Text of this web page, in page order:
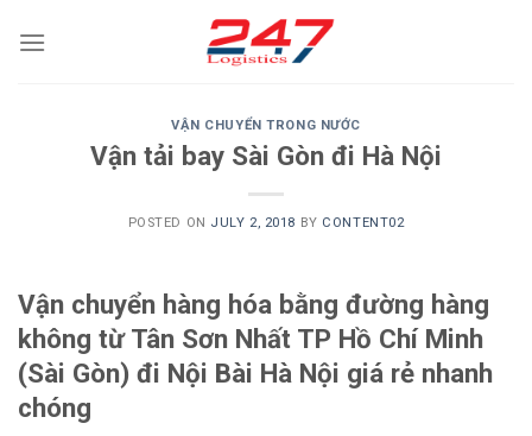
VẬN CHUYỂN TRONG NƯỚC
Vận tải bay Sài Gòn đi Hà Nội
POSTED ON JULY 2, 2018 BY CONTENT02
Vận chuyển hàng hóa bằng đường hàng
không từ Tân Sơn Nhất TP Hồ Chí Minh
(Sài Gòn) đi Nội Bài Hà Nội giá rẻ nhanh
chóng